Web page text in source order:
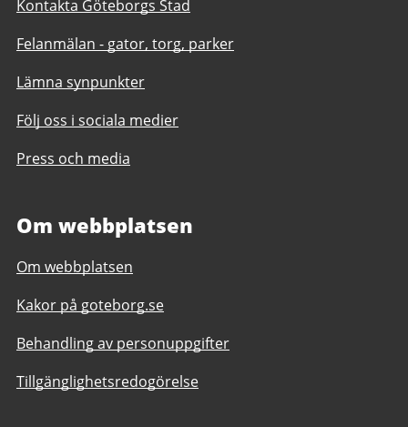
Kontakta Göteborgs Stad
Felanmälan - gator, torg, parker
Lämna synpunkter
Följ oss i sociala medier
Press och media
Om webbplatsen
Om webbplatsen
Kakor på goteborg.se
Behandling av personuppgifter
Tillgänglighetsredogörelse